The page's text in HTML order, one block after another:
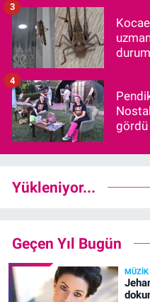
3
gördü
4
Yükleniyor...
Geçen Yıl Bugün
MÜZIK